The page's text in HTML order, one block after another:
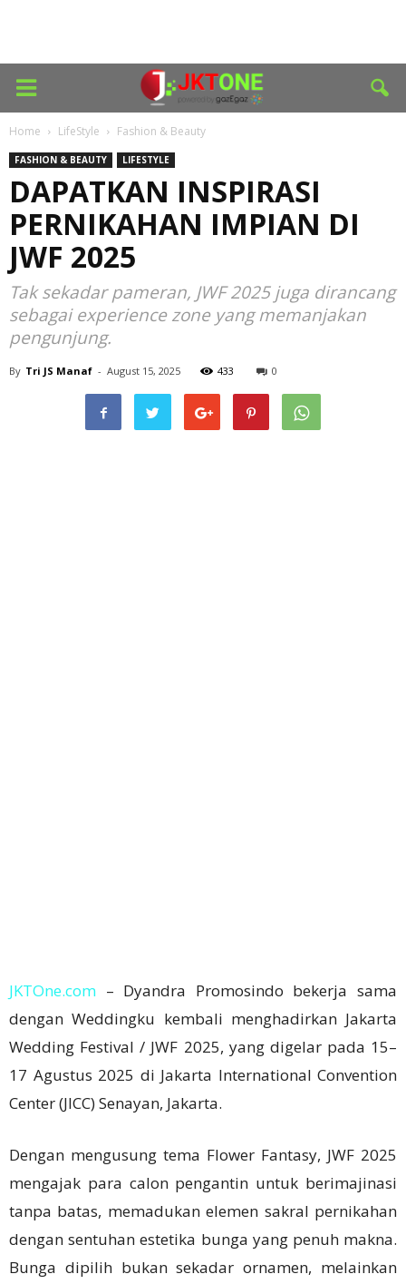
Home LifeStyle Fashion & Beauty
FASHION & BEAUTY LIFESTYLE
DAPATKAN INSPIRASI
PERNIKAHAN IMPIAN DI
JWF 2025
Tak sekadar pameran, JWF 2025 juga dirancang
sebagai experience zone yang memanjakan
pengunjung.
By Tri JS Manaf - August 15, 2025 433 0
JKTOne.com – Dyandra Promosindo bekerja sama
dengan Weddingku kembali menghadirkan Jakarta
Wedding Festival / JWF 2025, yang digelar pada 15–
17 Agustus 2025 di Jakarta International Convention
Center (JICC) Senayan, Jakarta.
Dengan mengusung tema Flower Fantasy, JWF 2025
mengajak para calon pengantin untuk berimajinasi
tanpa batas, memadukan elemen sakral pernikahan
dengan sentuhan estetika bunga yang penuh makna.
Bunga dipilih bukan sekadar ornamen, melainkan